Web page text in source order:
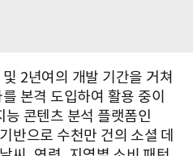
2년여의 개발 기간을 거쳐
본격 도입하여 활용 중이
콘텐츠 분석 플랫폼인
반으로 수천만 건의 소셜 데